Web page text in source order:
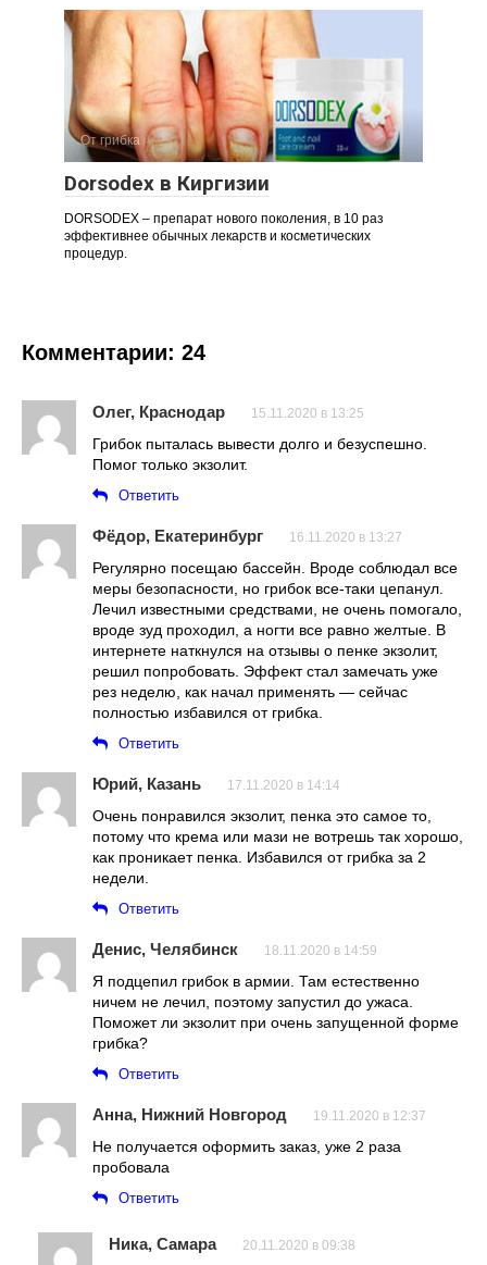
От грибка
Dorsodex в Киргизии
DORSODEX – препарат нового поколения, в 10 раз
эффективнее обычных лекарств и косметических
процедур.
Комментарии: 24
Олег, Краснодар 15.11.2020 в 13:25
Грибок пыталась вывести долго и безуспешно.
Помог только экзолит.
Ответить
Фёдор, Екатеринбург 16.11.2020 в 13:27
Регулярно посещаю бассейн. Вроде соблюдал все
меры безопасности, но грибок все-таки цепанул.
Лечил известными средствами, не очень помогало,
вроде зуд проходил, а ногти все равно желтые. В
интернете наткнулся на отзывы о пенке экзолит,
решил попробовать. Эффект стал замечать уже
рез неделю, как начал применять — сейчас
полностью избавился от грибка.
Ответить
Юрий, Казань 17.11.2020 в 14:14
Очень понравился экзолит, пенка это самое то,
потому что крема или мази не вотрешь так хорошо,
как проникает пенка. Избавился от грибка за 2
недели.
Ответить
Денис, Челябинск 18.11.2020 в 14:59
Я подцепил грибок в армии. Там естественно
ничем не лечил, поэтому запустил до ужаса.
Поможет ли экзолит при очень запущенной форме
грибка?
Ответить
Анна, Нижний Новгород 19.11.2020 в 12:37
Не получается оформить заказ, уже 2 раза
пробовала
Ответить
Ника, Самара 20.11.2020 в 09:38